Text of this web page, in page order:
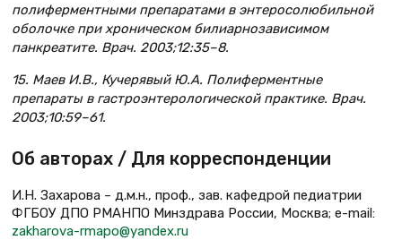
полиферментными препаратами в энтеросолюбильной
оболочке при хроническом билиарнозависимом
панкреатите. Врач. 2003;12:35–8.
15. Маев И.В., Кучерявый Ю.А. Полиферментные
препараты в гастроэнтерологической практике. Врач.
2003;10:59–61.
Об авторах / Для корреспонденции
И.Н. Захарова – д.м.н., проф., зав. кафедрой педиатрии
ФГБОУ ДПО РМАНПО Минздрава России, Москва; e-mail:
zakharova-rmapo@yandex.ru